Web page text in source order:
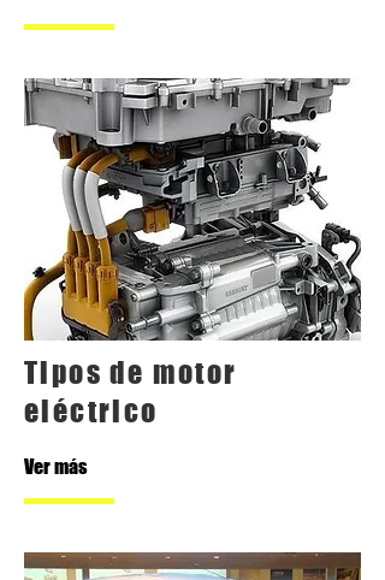
Tipos de motor
eléctrico
Ver más